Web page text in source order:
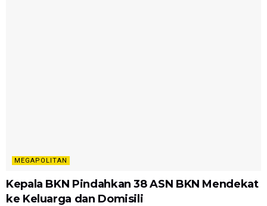
MEGAPOLITAN
Kepala BKN Pindahkan 38 ASN BKN Mendekat
ke Keluarga dan Domisili